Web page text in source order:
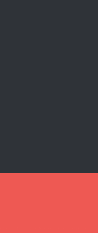
САЙТА ВОЗМОЖНО ТОЛЬКО